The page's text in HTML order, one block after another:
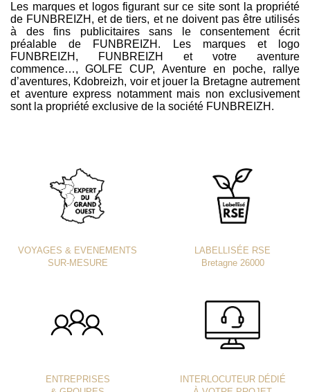
Les marques et logos figurant sur ce site sont la propriété
de FUNBREIZH, et de tiers, et ne doivent pas être utilisés
à des fins publicitaires sans le consentement écrit
préalable de FUNBREIZH. Les marques et logo
FUNBREIZH, FUNBREIZH et votre aventure
commence…, GOLFE CUP, Aventure en poche, rallye
d’aventures, Kdobreizh, voir et jouer la Bretagne autrement
et aventure express notamment mais non exclusivement
sont la propriété exclusive de la société FUNBREIZH.
VOYAGES & EVENEMENTS
SUR-MESURE
LABELLISÉE RSE
Bretagne 26000
ENTREPRISES
INTERLOCUTEUR DÉDIÉ